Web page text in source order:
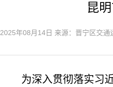
昆
2025年08月14日 来源：晋宁区交
为深入贯彻落实习